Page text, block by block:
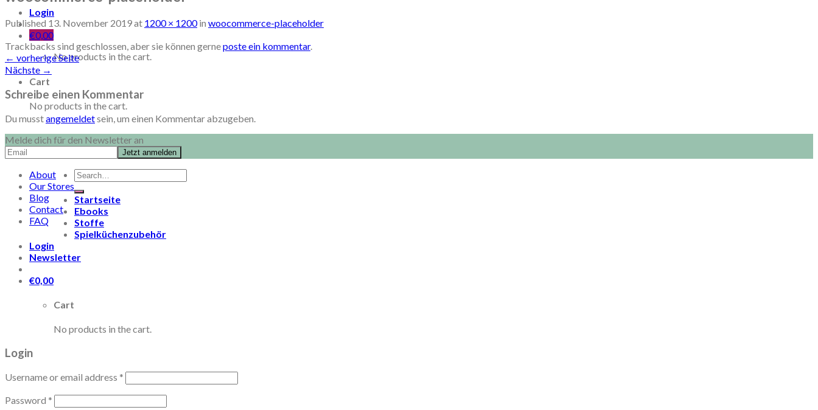
Login
€0,00
No products in the cart.
Cart
No products in the cart.
Published 13. November 2019at 1200 × 1200in woocommerce-placeholder
Trackbacks sind geschlossen, aber sie können gerneposte ein kommentar.
← vorherige Seite
Nächste →
Schreibe einen Kommentar
Du musstangemeldetsein, um einen Kommentar abzugeben.
Melde dich für den Newsletter an
About
Our Stores
Blog
Contact
FAQ
Search
for:
Startseite
Ebooks
Stoffe
Spielküchenzubehör
Login
Newsletter
€0,00
Cart
No products in the cart.
Login
Username or email address *
Password *